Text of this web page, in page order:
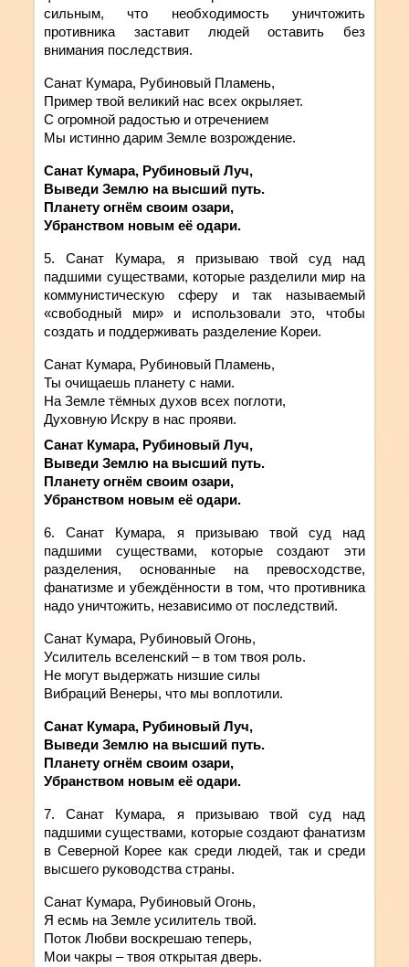
сильным, что необходимость уничтожить
противника заставит людей оставить без
внимания последствия.
Санат Кумара, Рубиновый Пламень,
Пример твой великий нас всех окрыляет.
С огромной радостью и отречением
Мы истинно дарим Земле возрождение.
Санат Кумара, Рубиновый Луч,
Выведи Землю на высший путь.
Планету огнём своим озари,
Убранством новым её одари.
5. Санат Кумара, я призываю твой
суд над
падшими существами, которые разделили мир на
коммунистическую сферу и так называемый
«свободный мир» и использовали это, чтобы
создать и поддерживать разделение Кореи.
Санат Кумара, Рубиновый Пламень,
Ты очищаешь планету с нами.
На Земле тёмных духов всех поглоти,
Духовную Искру в нас прояви.
Санат Кумара, Рубиновый Луч,
Выведи Землю на высший путь.
Планету огнём своим озари,
Убранством новым её одари.
6. Санат Кумара, я призываю твой
суд над
падшими существами, которые создают эти
разделения, основанные на превосходстве,
фанатизме и убеждённости в том, что противника
надо уничтожить, независимо от последствий.
Санат Кумара, Рубиновый Огонь,
Усилитель вселенский – в том твоя роль.
Не могут выдержать низшие силы
Вибраций Венеры, что мы воплотили.
Санат Кумара, Рубиновый Луч,
Выведи Землю на высший путь.
Планету огнём своим озари,
Убранством новым её одари.
7. Санат Кумара, я призываю твой
суд над
падшими существами, которые создают фанатизм
в Северной Корее как среди людей, так и среди
высшего руководства страны.
Санат Кумара, Рубиновый Огонь,
Я есмь на Земле усилитель твой.
Поток Любви воскрешаю теперь,
Мои чакры – твоя открытая дверь.